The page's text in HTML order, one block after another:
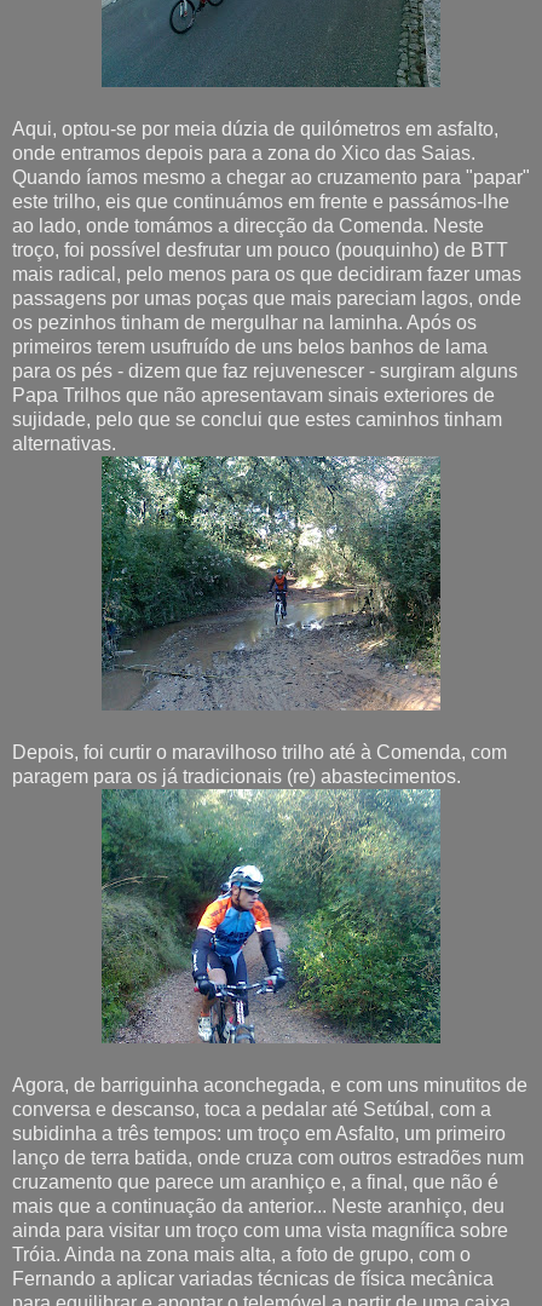
Aqui, optou-se por meia dúzia de quilómetros em asfalto,
onde entramos depois para a zona do Xico das Saias.
Quando íamos mesmo a chegar ao cruzamento para "papar"
este trilho, eis que continuámos em frente e passámos-lhe
ao lado, onde tomámos a direcção da Comenda. Neste
troço, foi possível desfrutar um pouco (pouquinho) de BTT
mais radical, pelo menos para os que decidiram fazer umas
passagens por umas poças que mais pareciam lagos, onde
os pezinhos tinham de mergulhar na laminha. Após os
primeiros terem usufruído de uns belos banhos de lama
para os pés - dizem que faz rejuvenescer - surgiram alguns
Papa Trilhos que não apresentavam sinais exteriores de
sujidade, pelo que se conclui que estes caminhos tinham
alternativas.
Depois, foi curtir o maravilhoso trilho até à Comenda, com
paragem para os já tradicionais (re) abastecimentos.
Agora, de barriguinha aconchegada, e com uns minutitos de
conversa e descanso, toca a pedalar até Setúbal, com a
subidinha a três tempos: um troço em Asfalto, um primeiro
lanço de terra batida, onde cruza com outros estradões num
cruzamento que parece um aranhiço e, a final, que não é
mais que a continuação da anterior... Neste aranhiço, deu
ainda para visitar um troço com uma vista magnífica sobre
Tróia. Ainda na zona mais alta, a foto de grupo, com o
Fernando a aplicar variadas técnicas de física mecânica